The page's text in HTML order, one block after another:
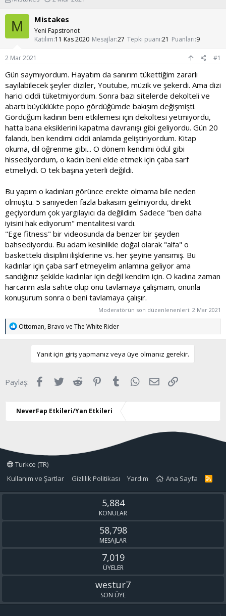
n
u
a
ş
l
a
t
a
n
ş
a
n
ç
t
a
r
i
h
i
M Mistakes
Yeni Fapstronot
Katılım 11 Kas 2020 Mesajlar27 Tepki puanı 21 Puanları 9
2 Mar 2021 #1
Gün saymıyordum. Hayatım da sanırım tükettiğim zararlı
sayılabilecek şeyler diziler, Youtube, müzik ve şekerdi. Ama dizi
harici ciddi tüketmiyordum. Sonra bazı sitelerde dekolteli ve
abartı büyüklükte popo gördüğümde bakışım değişmişti.
Gördüğüm kadının beni etkilemesi için dekoltesi yetmiyordu,
hatta bana eksiklerini kapatma davranışı gibi geliyordu. Gün 20
falandı, ben kendimi ciddi anlamda geliştiriyordum. Kitap
okuma, dil öğrenme gibi... O dönem kendimi ödül gibi
hissediyordum, o kadın beni elde etmek için çaba sarf
etmeliydi. O tek başına yeterli değildi.
Bu yapım o kadınları görünce erekte olmama bile neden
olmuştu. 5 saniyeden fazla bakasım gelmiyordu, direkt
geçiyordum çok yargılayıcı da değildim. Sadece "ben daha
iyisini hak ediyorum" mentalitesi vardı.
"Ege fitness" bir videosunda da benzer bir şeyden
bahsediyordu. Bu adam kesinlikle doğal olarak "alfa" o
basketteki disiplini ilişkilerine vs. her şeyine yansımış. Bu
kadınlar için çaba sarf etmeyelim anlamına geliyor ama
sandığınız şekilde kadınlar için değil kendim için. O kadına zaman
harcarım asla sahte olup onu tavlamaya çalışmam, onunla
konuşurum sonra o beni tavlamaya çalışır.
Moderatörün son düzenlenenleri: 2 Mar 2021
T
p
r
Ottoman,Bravo ve The White Rider
Yanıt için giriş yapmanız veya üye olmanız gerekir.
Paylaş: Facebook
Twitter Reddit Pinterest
Tumblr WhatsApp
E-posta
NeverFap Etkileri/Yan Etkileri
Turkce (TR)
Kullanım ve Şartlar
Gizlilik Politikası Yardım Ana Sayfa
R
S
5,884
KONULAR
58,798
MESAJLAR
7,019
ÜYELER
westur7
SON ÜYE